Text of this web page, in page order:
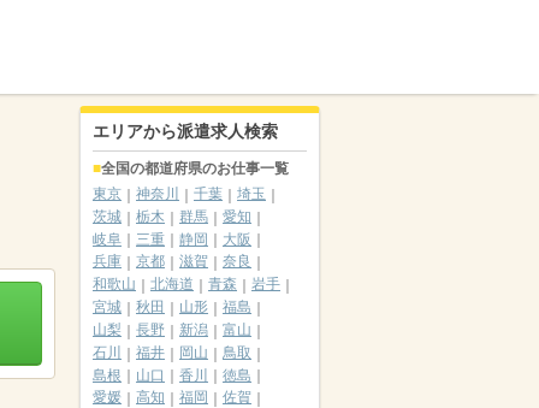
エリアから派遣求人検索
全国の都道府県のお仕事一覧
東京
神奈川 千葉
埼玉
茨城
栃木 群馬
愛知
岐阜
三重 静岡
大阪
兵庫
京都 滋賀
奈良
和歌山
北海道 青森
岩手
宮城
秋田 山形
福島
山梨
長野 新潟
富山
石川
福井 岡山
鳥取
島根
山口 香川
徳島
愛媛
高知 福岡
佐賀